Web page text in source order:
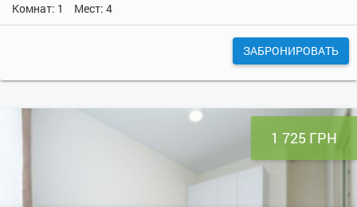
Комнат: 1 Мест: 4
ЗАБРОНИРОВАТЬ
1 725 ГРН